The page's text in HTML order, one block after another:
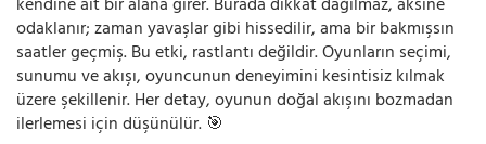
kendine ait bir alana girer. Burada dikkat dağılmaz, aksine
odaklanır; zaman yavaşlar gibi hissedilir, ama bir bakmışsın
saatler geçmiş. Bu etki, rastlantı değildir. Oyunların seçimi,
sunumu ve akışı, oyuncunun deneyimini kesintisiz kılmak
üzere şekillenir. Her detay, oyunun doğal akışını bozmadan
ilerlemesi için düşünülür. 🎯